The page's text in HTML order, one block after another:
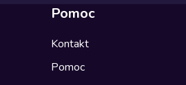
Pomoc
Kontakt
Pomoc